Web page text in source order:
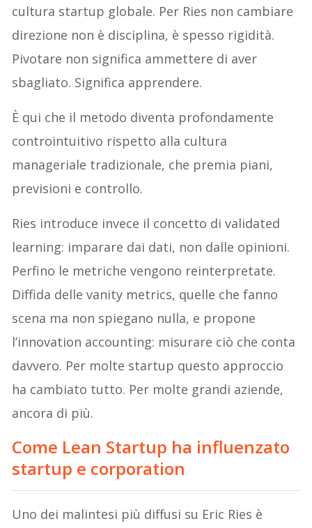
cultura startup globale. Per Ries non cambiare
direzione non è disciplina, è spesso rigidità.
Pivotare non significa ammettere di aver
sbagliato. Significa apprendere.
È qui che il metodo diventa profondamente
controintuitivo rispetto alla cultura
manageriale tradizionale, che premia piani,
previsioni e controllo.
Ries introduce invece il concetto di validated
learning: imparare dai dati, non dalle opinioni.
Perfino le metriche vengono reinterpretate.
Diffida delle vanity metrics, quelle che fanno
scena ma non spiegano nulla, e propone
l’innovation accounting: misurare ciò che conta
davvero. Per molte startup questo approccio
ha cambiato tutto. Per molte grandi aziende,
ancora di più.
Come Lean Startup ha influenzato
startup e corporation
Uno dei malintesi più diffusi su Eric Ries è